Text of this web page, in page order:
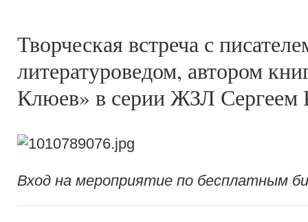
Творческая встреча с
литературоведом, автором
Клюев» в серии ЖЗЛ Сергеем
Вход на мероприятие по бесплатным